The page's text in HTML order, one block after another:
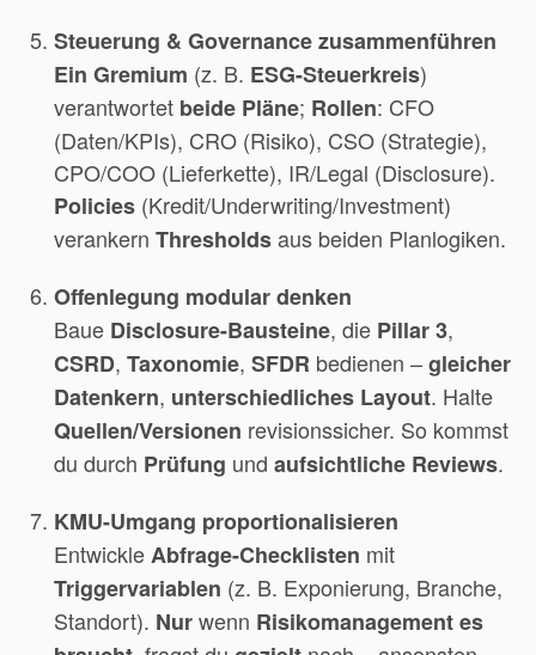
Steuerung & Governance zusammenführen
Ein Gremium (z. B. ESG-Steuerkreis)
verantwortet beide Pläne; Rollen: CFO
(Daten/KPIs), CRO (Risiko), CSO (Strategie),
CPO/COO (Lieferkette), IR/Legal (Disclosure).
Policies (Kredit/Underwriting/Investment)
verankern Thresholdsaus beiden Planlogiken.
Offenlegung modular denken
Baue Disclosure-Bausteine, die Pillar 3,
CSRD, Taxonomie, SFDR bedienen –gleicher
Datenkern, unterschiedliches Layout. Halte
Quellen/Versionen revisionssicher. So kommst
du durch Prüfung und aufsichtliche Reviews.
KMU-Umgang proportionalisieren
EntwickleAbfrage-Checklisten mit
Triggervariablen (z. B. Exponierung, Branche,
Standort). Nurwenn Risikomanagement es